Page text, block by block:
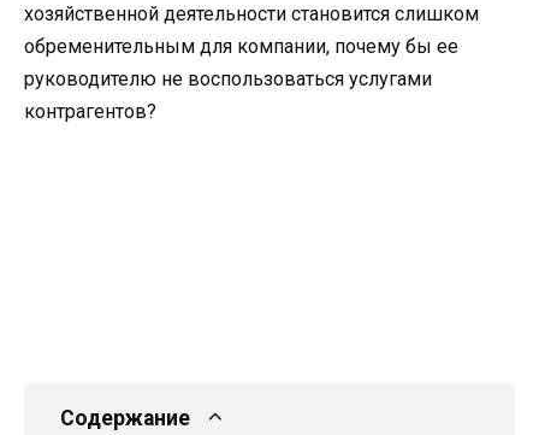
хозяйственной деятельности становится слишком
обременительным для компании, почему бы ее
руководителю не воспользоваться услугами
контрагентов?
Содержание